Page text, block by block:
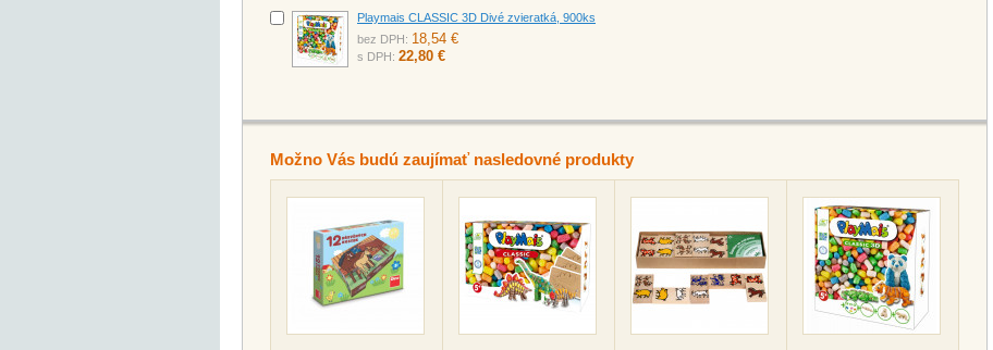
Playmais CLASSIC 3D Divé zvieratká, 900ks
bez DPH: 18,54 €
s DPH: 22,80 €
Možno Vás budú zaujímať nasledovné produkty